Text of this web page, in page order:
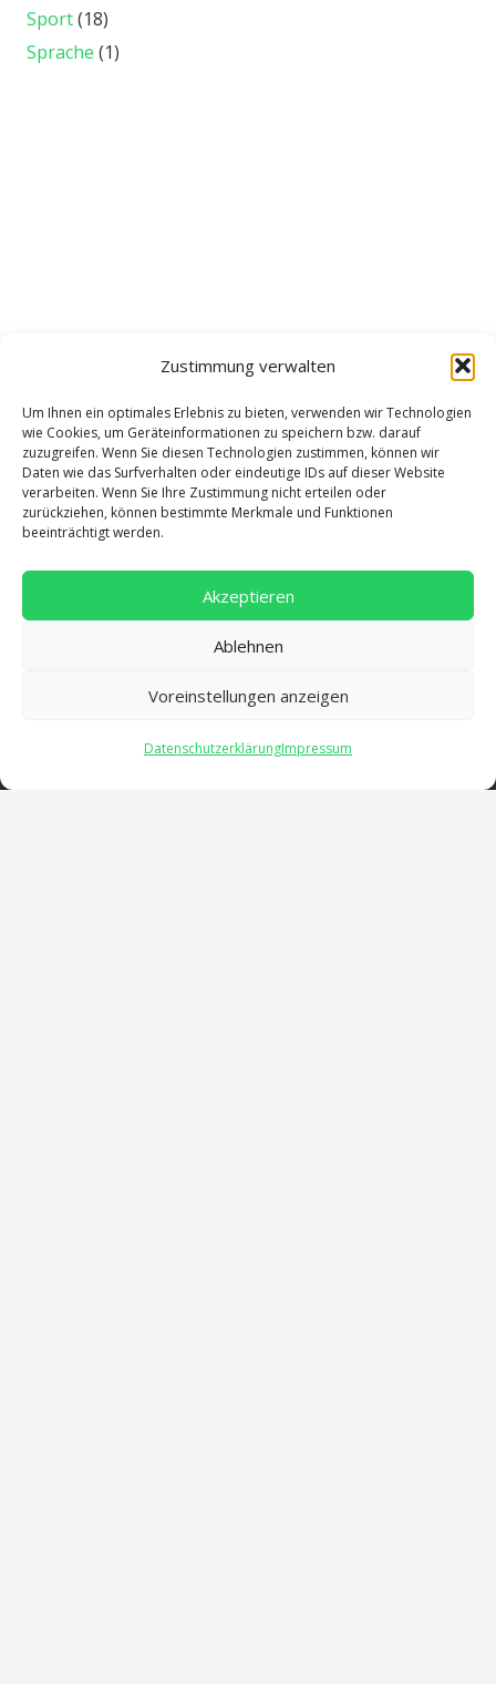
Zustimmung verwalten
Um Ihnen ein optimales Erlebnis zu bieten, verwenden wir Technologien
wie Cookies, um Geräteinformationen zu speichern bzw. darauf
zuzugreifen. Wenn Sie diesen Technologien zustimmen, können wir
Daten wie das Surfverhalten oder eindeutige IDs auf dieser Website
verarbeiten. Wenn Sie Ihre Zustimmung nicht erteilen oder
zurückziehen, können bestimmte Merkmale und Funktionen
beeinträchtigt werden.
Akzeptieren
Ablehnen
Voreinstellungen anzeigen
DatenschutzerklärungImpressum
Sport(18)
Sprache (1)